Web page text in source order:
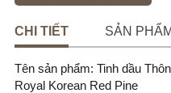
CHI TIẾT SẢN
Tên sản phẩm: Tinh dầu
Royal Korean Red Pine